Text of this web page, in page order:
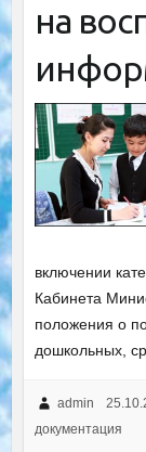
на
включении
Кабинета
положения о
дошкольных,
admin
документация